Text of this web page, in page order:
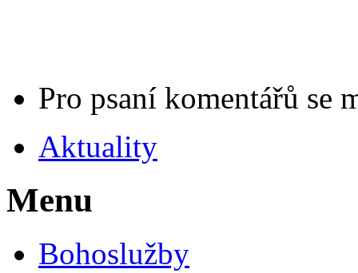
Pro psaní komentářů se
Aktuality
Menu
Bohoslužby